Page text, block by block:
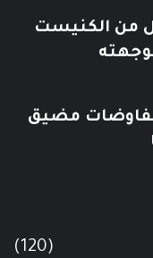
من الكنيست
مضيق
(120)